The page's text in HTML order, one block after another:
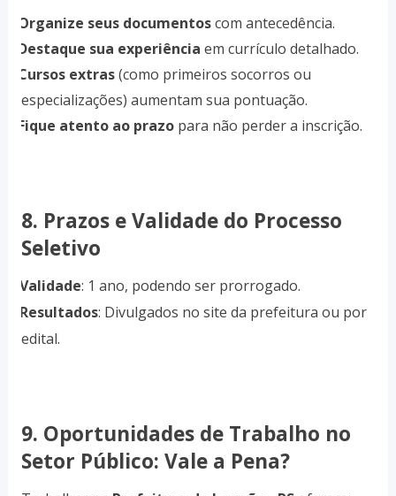
Organize seus documentoscom antecedência.
Destaque sua experiência em currículo detalhado.
Cursos extras(como primeiros socorros ou
especializações) aumentam sua pontuação.
Fique atento ao prazopara não perder a inscrição.
8. Prazos e Validade do Processo
Seletivo
Validade: 1 ano, podendo ser prorrogado.
Resultados: Divulgados no site da prefeitura ou por
edital.
9. Oportunidades de Trabalho no
Setor Público: Vale a Pena?